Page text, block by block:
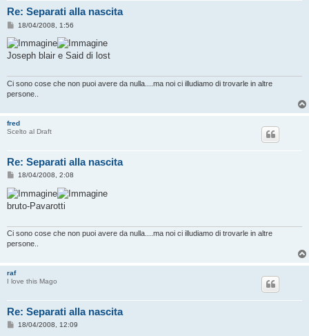
Re: Separati alla nascita
M
s
s
a
i
18/04/2008, 1:56
Joseph blair e Said di lost
Ci sono cose che non puoi avere da nulla....ma noi ci illudiamo di trovarle in altre
persone..
fred
Scelto al Draft
Re: Separati alla nascita
M
s
s
a
i
18/04/2008, 2:08
bruto-Pavarotti
Ci sono cose che non puoi avere da nulla....ma noi ci illudiamo di trovarle in altre
persone..
raf
I love this Mago
Re: Separati alla nascita
M
18/04/2008, 12:09